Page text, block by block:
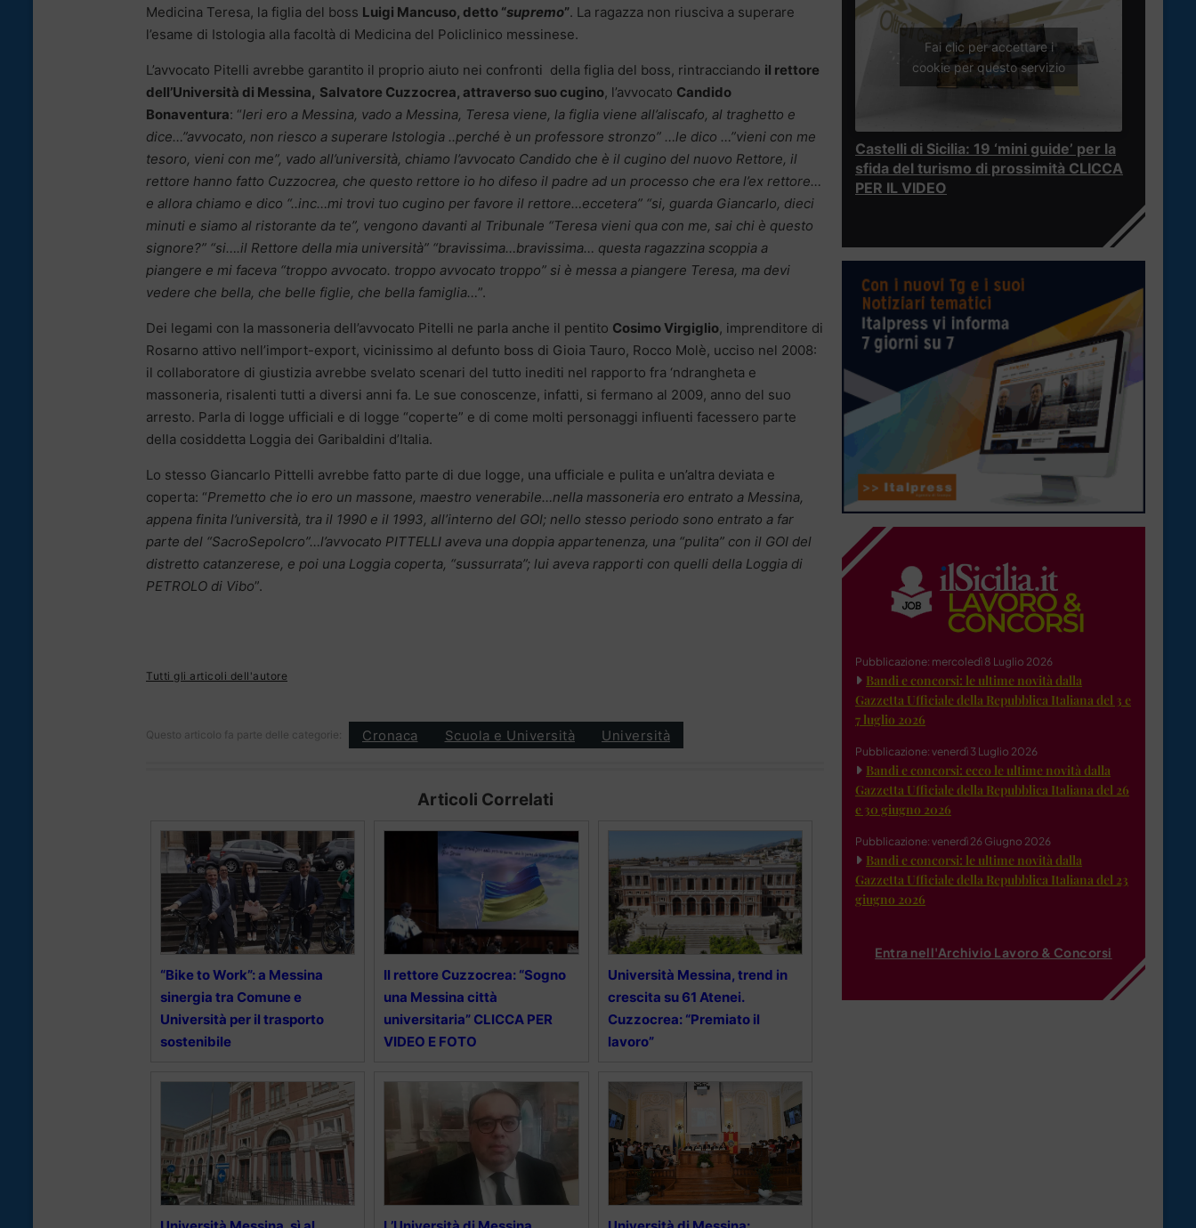
Medicina Teresa, la figlia del boss Luigi Mancuso, detto “supremo”. La ragazza non riusciva a superare
l’esame di Istologia alla facoltà di Medicina del Policlinico messinese.
L’avvocato Pitelli avrebbe garantito il proprio aiuto nei confronti della figlia del boss, rintracciando il rettore
dell’Università di Messina, Salvatore Cuzzocrea, attraverso suo cugino, l’avvocato Candido
Bonaventura: “Ieri ero a Messina, vado a Messina, Teresa viene, la figlia viene all’aliscafo, al traghetto e
dice…”avvocato, non riesco a superare Istologia ..perché è un professore stronzo” …le dico …”vieni con me
tesoro, vieni con me”, vado all’università, chiamo l’avvocato Candido che è il cugino del nuovo Rettore, il
rettore hanno fatto Cuzzocrea, che questo rettore io ho difeso il padre ad un processo che era l’ex rettore…
e allora chiamo e dico “..inc…mi trovi tuo cugino per favore il rettore…eccetera” “si, guarda Giancarlo, dieci
minuti e siamo al ristorante da te”, vengono davanti al Tribunale “Teresa vieni qua con me, sai chi è questo
signore?” “si….il Rettore della mia università” “bravissima…bravissima… questa ragazzina scoppia a
piangere e mi faceva “troppo avvocato. troppo avvocato troppo” si è messa a piangere Teresa, ma devi
vedere che bella, che belle figlie, che bella famiglia…”.
Dei legami con la massoneria dell’avvocato Pitelli ne parla anche il pentito Cosimo Virgiglio, imprenditore di
Rosarno attivo nell’import-export, vicinissimo al defunto boss di Gioia Tauro, Rocco Molè, ucciso nel 2008:
il collaboratore di giustizia avrebbe svelato scenari del tutto inediti nel rapporto fra ‘ndrangheta e
massoneria, risalenti tutti a diversi anni fa. Le sue conoscenze, infatti, si fermano al 2009, anno del suo
arresto. Parla di logge ufficiali e di logge “coperte” e di come molti personaggi influenti facessero parte
della cosiddetta Loggia dei Garibaldini d’Italia.
Lo stesso Giancarlo Pittelli avrebbe fatto parte di due logge, una ufficiale e pulita e un’altra deviata e
coperta: “Premetto che io ero un massone, maestro venerabile…nella massoneria ero entrato a Messina,
appena finita l’università, tra il 1990 e il 1993, all’interno del GOI; nello stesso periodo sono entrato a far
parte del “SacroSepolcro”…l’avvocato PITTELLI aveva una doppia appartenenza, una “pulita” con il GOI del
distretto catanzerese, e poi una Loggia coperta, “sussurrata”; lui aveva rapporti con quelli della Loggia di
PETROLO di Vibo”.
Tutti gli articoli dell'autore
Questo articolo fa parte delle categorie: Cronaca Scuola e Università Università
Articoli Correlati
“Bike to Work”: a Messina
sinergia tra Comune e
Università per il trasporto
sostenibile
Il rettore Cuzzocrea: “Sogno
una Messina città
universitaria” CLICCA PER
VIDEO E FOTO
Università Messina, trend in
crescita su 61 Atenei.
Cuzzocrea: “Premiato il
lavoro”
Fai clic per accettare i
cookie per questo servizio
Castelli di Sicilia: 19 ‘mini guide’ per la
sfida del turismo di prossimità CLICCA
PER IL VIDEO
Pubblicazione: mercoledì 8 Luglio 2026
Bandi e concorsi: le ultime novità dalla
Gazzetta Ufficiale della Repubblica Italiana del 3 e
7 luglio 2026
Pubblicazione: venerdì 3 Luglio 2026
Bandi e concorsi: ecco le ultime novità dalla
Gazzetta Ufficiale della Repubblica Italiana del 26
e 30 giugno 2026
Pubblicazione: venerdì 26 Giugno 2026
Bandi e concorsi: le ultime novità dalla
Gazzetta Ufficiale della Repubblica Italiana del 23
giugno 2026
Entra nell'Archivio Lavoro & Concorsi